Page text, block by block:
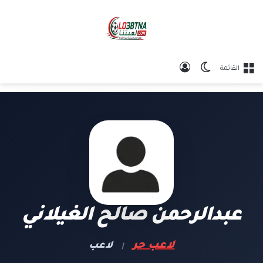
القائمة الوضع المظلم
عبدالرحمن صالح الغيلاني
لاعب حر | لاعب